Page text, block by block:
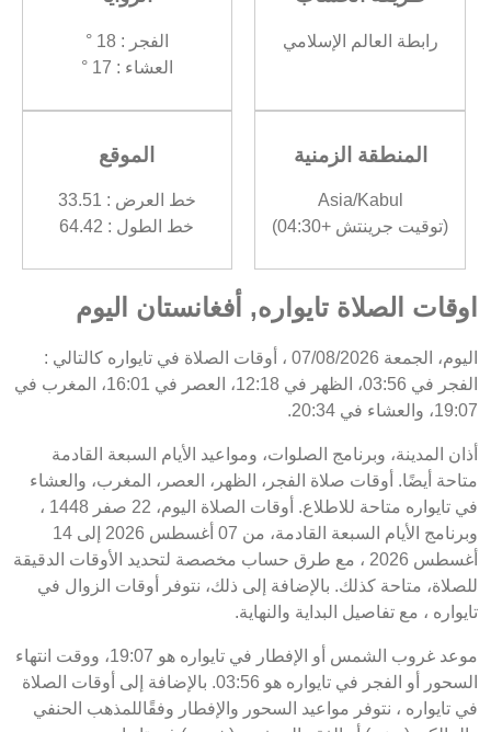
رابطة العالم الإسلامي
الفجر : 18 °
العشاء : 17 °
المنطقة الزمنية
Asia/Kabul
(توقيت جرينتش +04:30)
الموقع
خط العرض : 33.51
خط الطول : 64.42
اوقات الصلاة تايواره, أفغانستان اليوم
اليوم، الجمعة 07/08/2026 ، أوقات الصلاة في تايواره كالتالي :
الفجر في 03:56، الظهر في 12:18، العصر في 16:01، المغرب في
19:07، والعشاء في 20:34.
أذان المدينة، وبرنامج الصلوات، ومواعيد الأيام السبعة القادمة
متاحة أيضًا. أوقات صلاة الفجر، الظهر، العصر، المغرب، والعشاء
في تايواره متاحة للاطلاع. أوقات الصلاة اليوم، 22 صفر 1448 ،
وبرنامج الأيام السبعة القادمة، من 07 أغسطس 2026 إلى 14
أغسطس 2026 ، مع طرق حساب مخصصة لتحديد الأوقات الدقيقة
للصلاة، متاحة كذلك. بالإضافة إلى ذلك، نتوفر أوقات الزوال في
تايواره ، مع تفاصيل البداية والنهاية.
موعد غروب الشمس أو الإفطار في تايواره هو 19:07، ووقت انتهاء
السحور أو الفجر في تايواره هو 03:56. بالإضافة إلى أوقات الصلاة
في تايواره ، نتوفر مواعيد السحور والإفطار وفقًاللمذهب الحنفي